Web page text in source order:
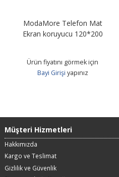
ModaMore Telefon Mat
Ekran koruyucu 120*200
Ürün fiyatını görmek için
Bayi Girişi yapınız
Müşteri Hizmetleri
Hakkımızda
Kargo ve Teslimat
Gizlilik ve Güvenlik